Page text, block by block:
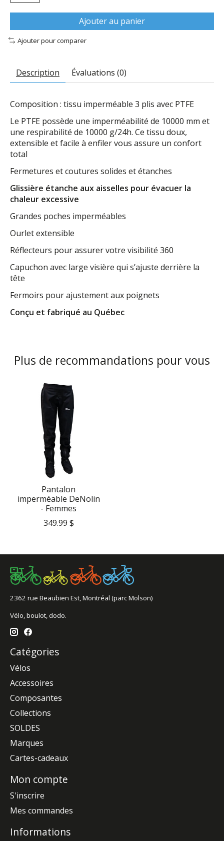
Ajouter au panier
Ajouter pour comparer
Description Évaluations (0)
Composition : tissu imperméable 3 plis avec PTFE
Le PTFE possède une imperméabilité de 10000 mm et
une respirabilité de 10000 g/24h. Ce tissu doux,
extensible et facile à enfiler vous assure un confort
total
Fermetures et coutures solides et étanches
Glissière étanche aux aisselles pour évacuer la
chaleur excessive
Grandes poches imperméables
Ourlet extensible
Réflecteurs pour assurer votre visibilité 360
Capuchon avec large visière qui s’ajuste derrière la
tête
Fermoirs pour ajustement aux poignets
Conçu et fabriqué au Québec
Plus de recommandations pour vous
Articles du carrousel de produits
Pantalon
imperméable DeNolin
- Femmes
349.99 $
2362 rue Beaubien Est, Montréal (parc Molson)
Vélo, boulot, dodo.
Catégories
Vélos
Accessoires
Composantes
Collections
SOLDES
Marques
Cartes-cadeaux
Mon compte
S'inscrire
Mes commandes
Informations